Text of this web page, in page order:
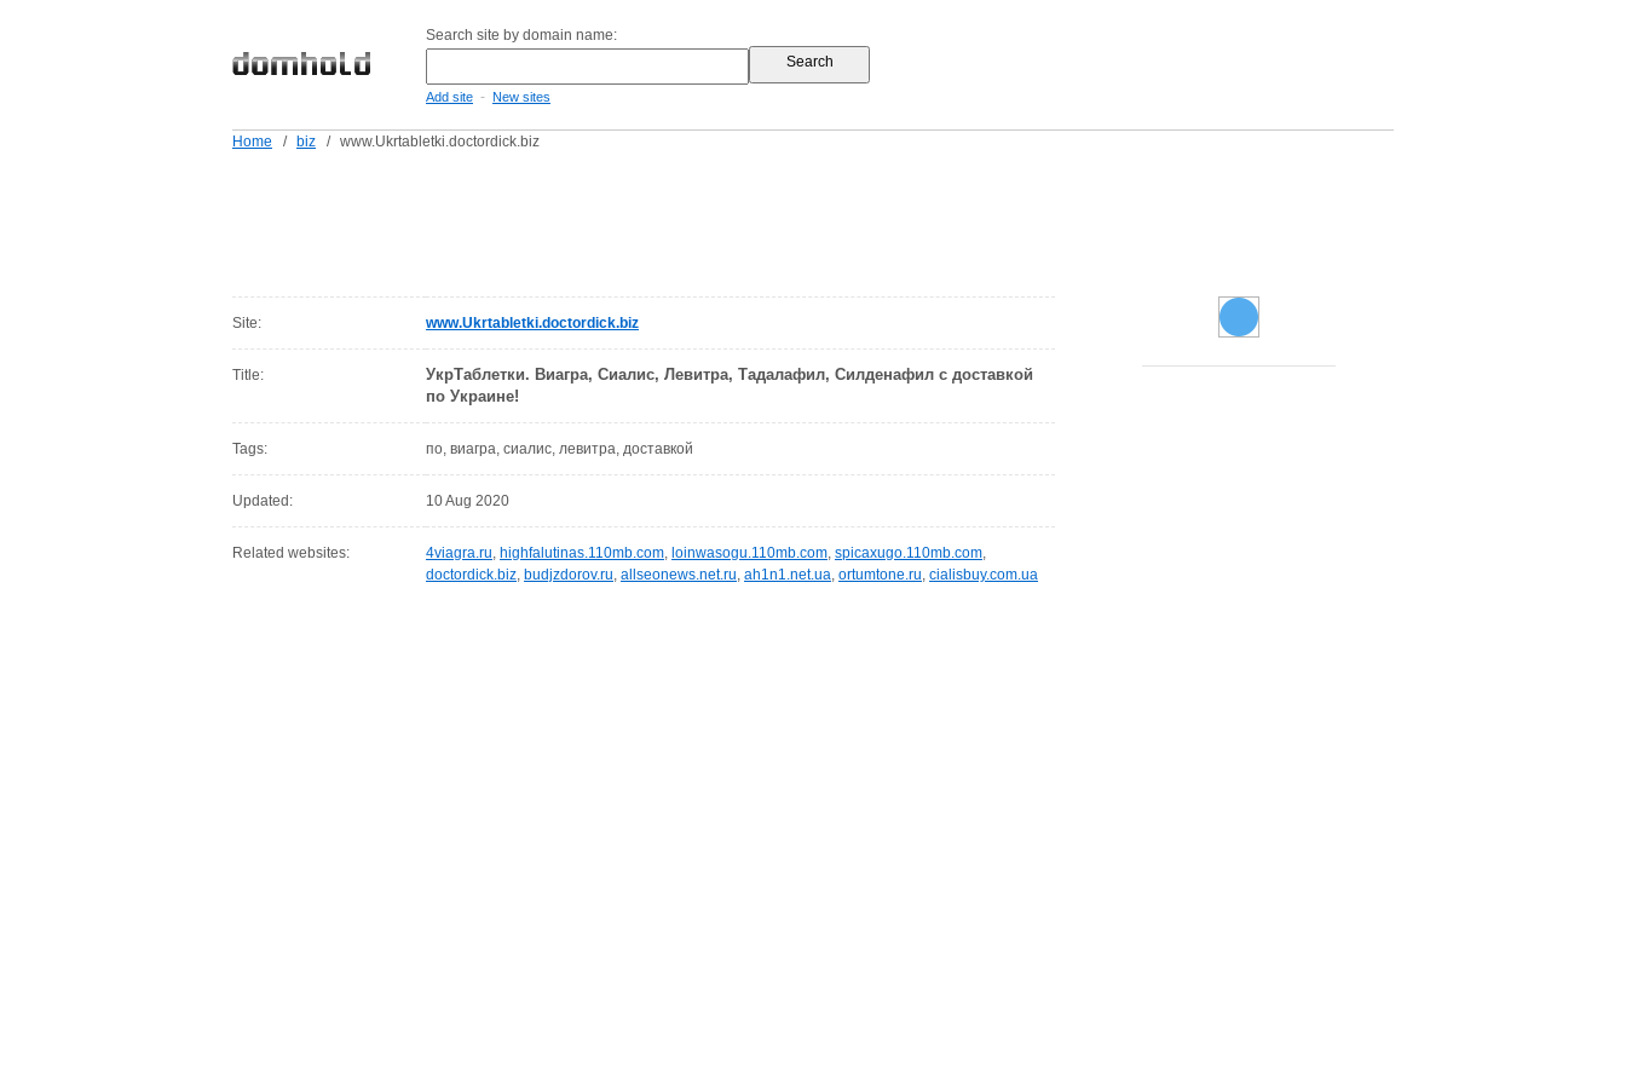
Search site by domain name:
Add site - New sites
Home / biz / www.Ukrtabletki.doctordick.biz
Site: www.Ukrtabletki.doctordick.biz
Title:
УкрТаблетки. Виагра, Сиалис, Левитра, Тадалафил, Силденафил с доставкой
по Украине!
Tags: по, виагра, сиалис, левитра, доставкой
Updated: 10 Aug 2020
Related websites: 4viagra.ru, highfalutinas.110mb.com, loinwasogu.110mb.com, spicaxugo.110mb.com,
doctordick.biz, budjzdorov.ru, allseonews.net.ru, ah1n1.net.ua, ortumtone.ru, cialisbuy.com.ua